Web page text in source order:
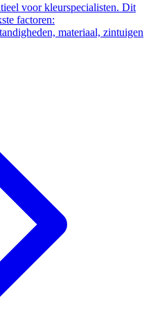
voor kleurspecialisten. Dit
factoren:
materiaal, zintuigen